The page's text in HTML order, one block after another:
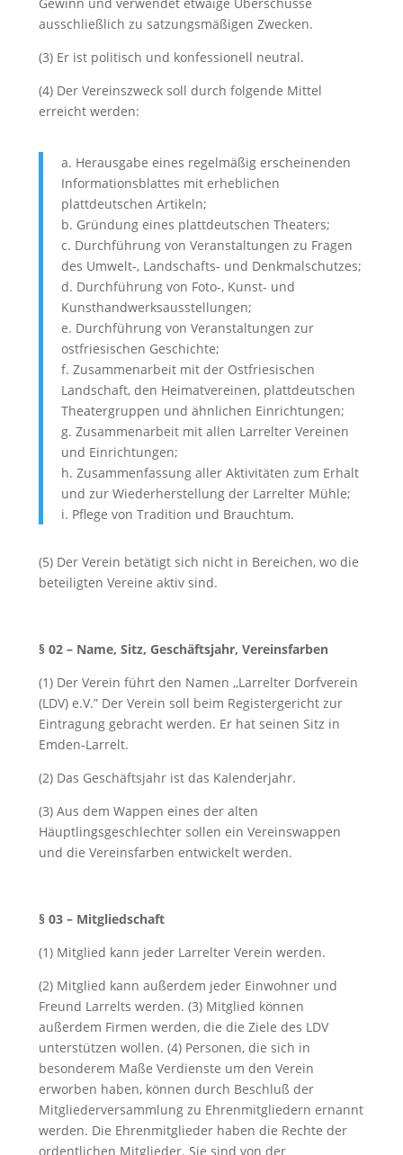
ausschließlich zu satzungsmäßigen Zwecken.
(3) Er ist politisch und konfessionell neutral.
(4) Der Vereinszweck soll durch folgende Mittel
erreicht werden:
a. Herausgabe eines regelmäßig erscheinenden
Informationsblattes mit erheblichen
plattdeutschen Artikeln;
b. Gründung eines plattdeutschen Theaters;
c. Durchführung von Veranstaltungen zu Fragen
des Umwelt-, Landschafts- und Denkmalschutzes;
d. Durchführung von Foto-, Kunst- und
Kunsthandwerksausstellungen;
e. Durchführung von Veranstaltungen zur
ostfriesischen Geschichte;
f. Zusammenarbeit mit der Ostfriesischen
Landschaft, den Heimatvereinen, plattdeutschen
Theatergruppen und ähnlichen Einrichtungen;
g. Zusammenarbeit mit allen Larrelter Vereinen
und Einrichtungen;
h. Zusammenfassung aller Aktivitäten zum Erhalt
und zur Wiederherstellung der Larrelter Mühle;
i. Pflege von Tradition und Brauchtum.
(5) Der Verein betätigt sich nicht in Bereichen, wo die
beteiligten Vereine aktiv sind.
§ 02 – Name, Sitz, Geschäftsjahr, Vereinsfarben
(1) Der Verein führt den Namen ,,Larrelter Dorfverein
(LDV) e.V.” Der Verein soll beim Registergericht zur
Eintragung gebracht werden. Er hat seinen Sitz in
Emden-Larrelt.
(2) Das Geschäftsjahr ist das Kalenderjahr.
(3) Aus dem Wappen eines der alten
Häuptlingsgeschlechter sollen ein Vereinswappen
und die Vereinsfarben entwickelt werden.
§ 03 – Mitgliedschaft
(1) Mitglied kann jeder Larrelter Verein werden.
(2) Mitglied kann außerdem jeder Einwohner und
Freund Larrelts werden. (3) Mitglied können
außerdem Firmen werden, die die Ziele des LDV
unterstützen wollen. (4) Personen, die sich in
besonderem Maße Verdienste um den Verein
erworben haben, können durch Beschluß der
Mitgliederversammlung zu Ehrenmitgliedern ernannt
werden. Die Ehrenmitglieder haben die Rechte der
ordentlichen Mitglieder. Sie sind von der